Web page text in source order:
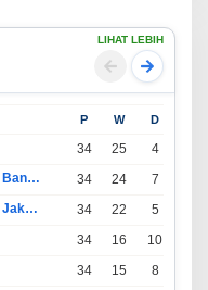
LIHAT LEBIH
P W D
34 25 4
Persatuan Sepak Bola Indonesia Bandung 34 24 7
Persatuan Sepak Bola Indonesia Jakarta 34 22 5
34 16 10
34 15 8